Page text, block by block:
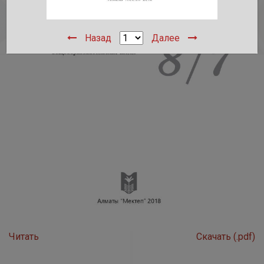
Читать Скачать (.pdf)
Назад Далее